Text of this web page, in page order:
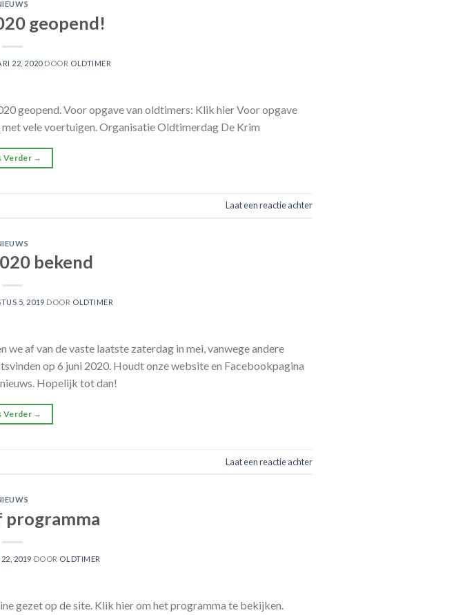
geopend!
22, 2020DOOR OLDTIMER
geopend. Voor opgave van oldtimers: Klik hier Voor opgave
vele voertuigen. Organisatie Oldtimerdag De Krim
Verder →
Laat een reactie achter
bekend
5, 2019 DOOR OLDTIMER
af van de vaste laatste zaterdag in mei, vanwege andere
op 6 juni 2020. Houdt onze website en Facebookpagina
Hopelijk tot dan!
Verder →
Laat een reactie achter
2019 DOOR OLDTIMER
gezet op de site. Klik hier om het programma te bekijken.